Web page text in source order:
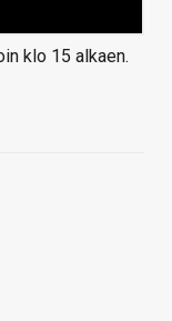
klo 15 alkaen.